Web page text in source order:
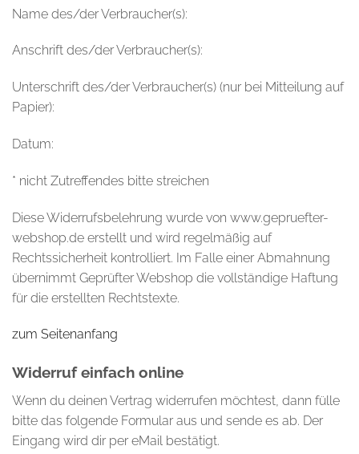
Name des/der Verbraucher(s):
Anschrift des/der Verbraucher(s):
Unterschrift des/der Verbraucher(s) (nur bei Mitteilung auf
Papier):
Datum:
* nicht Zutreffendes bitte streichen
Diese Widerrufsbelehrung wurde von www.gepruefter-
webshop.de erstellt und wird regelmäßig auf
Rechtssicherheit kontrolliert. Im Falle einer Abmahnung
übernimmt Geprüfter Webshop die vollständige Haftung
für die erstellten Rechtstexte.
zum Seitenanfang
Widerruf einfach online
Wenn du deinen Vertrag widerrufen möchtest, dann fülle
bitte das folgende Formular aus und sende es ab. Der
Eingang wird dir per eMail bestätigt.